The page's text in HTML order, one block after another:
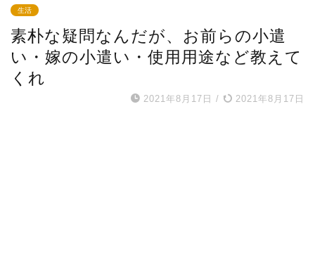
生活
素朴な疑問なんだが、お前らの小遣
い・嫁の小遣い・使用用途など教えて
くれ
2021年8月17日 / 2021年8月17日